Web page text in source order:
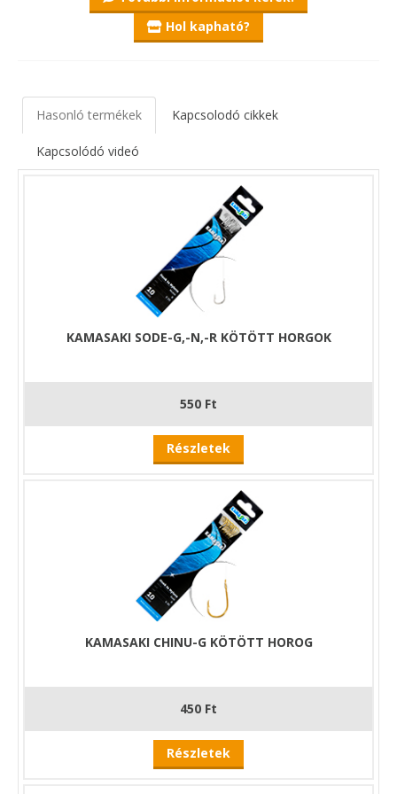
Hol kapható?
Hasonló termékek Kapcsolodó cikkek
Kapcsolódó videó
KAMASAKI SODE-G,-N,-R KÖTÖTT HORGOK
550 Ft
Részletek
KAMASAKI CHINU-G KÖTÖTT HOROG
450 Ft
Részletek